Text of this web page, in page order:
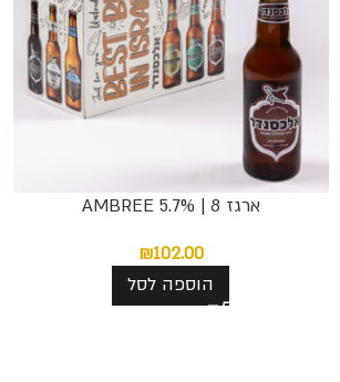
ארגז 8 | AMBREE 5.7%
₪102.00
הוספה לסל